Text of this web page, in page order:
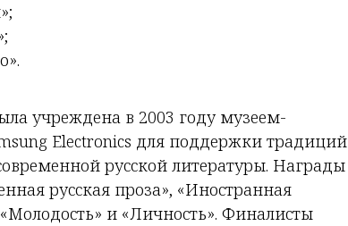
учреждена в 2003 году музеем-
Electronics для поддержки традиций
русской литературы. Награды
русская проза», «Иностранная
и «Личность». Финалисты